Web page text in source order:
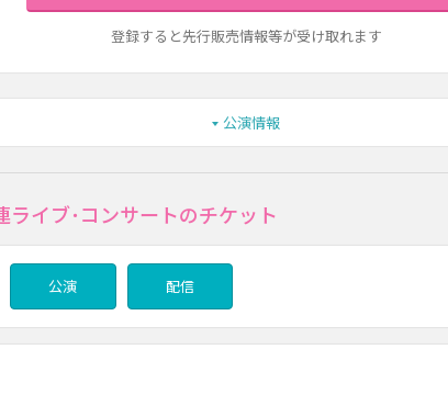
登録すると先行販売情報等が受け取れます
公演情報
ライブ･コンサートのチケット
公演 配信